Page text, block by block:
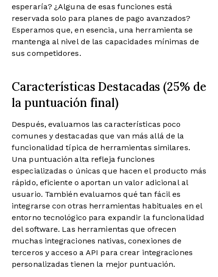
esperaría? ¿Alguna de esas funciones está
reservada solo para planes de pago avanzados?
Esperamos que, en esencia, una herramienta se
mantenga al nivel de las capacidades mínimas de
sus competidores.
Características Destacadas (25% de
la puntuación final)
Después, evaluamos las características poco
comunes y destacadas que van más allá de la
funcionalidad típica de herramientas similares.
Una puntuación alta refleja funciones
especializadas o únicas que hacen el producto más
rápido, eficiente o aportan un valor adicional al
usuario. También evaluamos qué tan fácil es
integrarse con otras herramientas habituales en el
entorno tecnológico para expandir la funcionalidad
del software. Las herramientas que ofrecen
muchas integraciones nativas, conexiones de
terceros y acceso a API para crear integraciones
personalizadas tienen la mejor puntuación.